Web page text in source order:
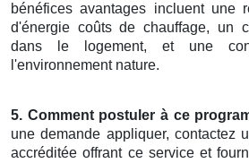
bénéfices avantages incluent une
d'énergie coûts de chauffage, un
dans le logement, et une
l'environnement nature.
5. Comment postuler à ce
une demande appliquer, contactez
accréditée offrant ce service et